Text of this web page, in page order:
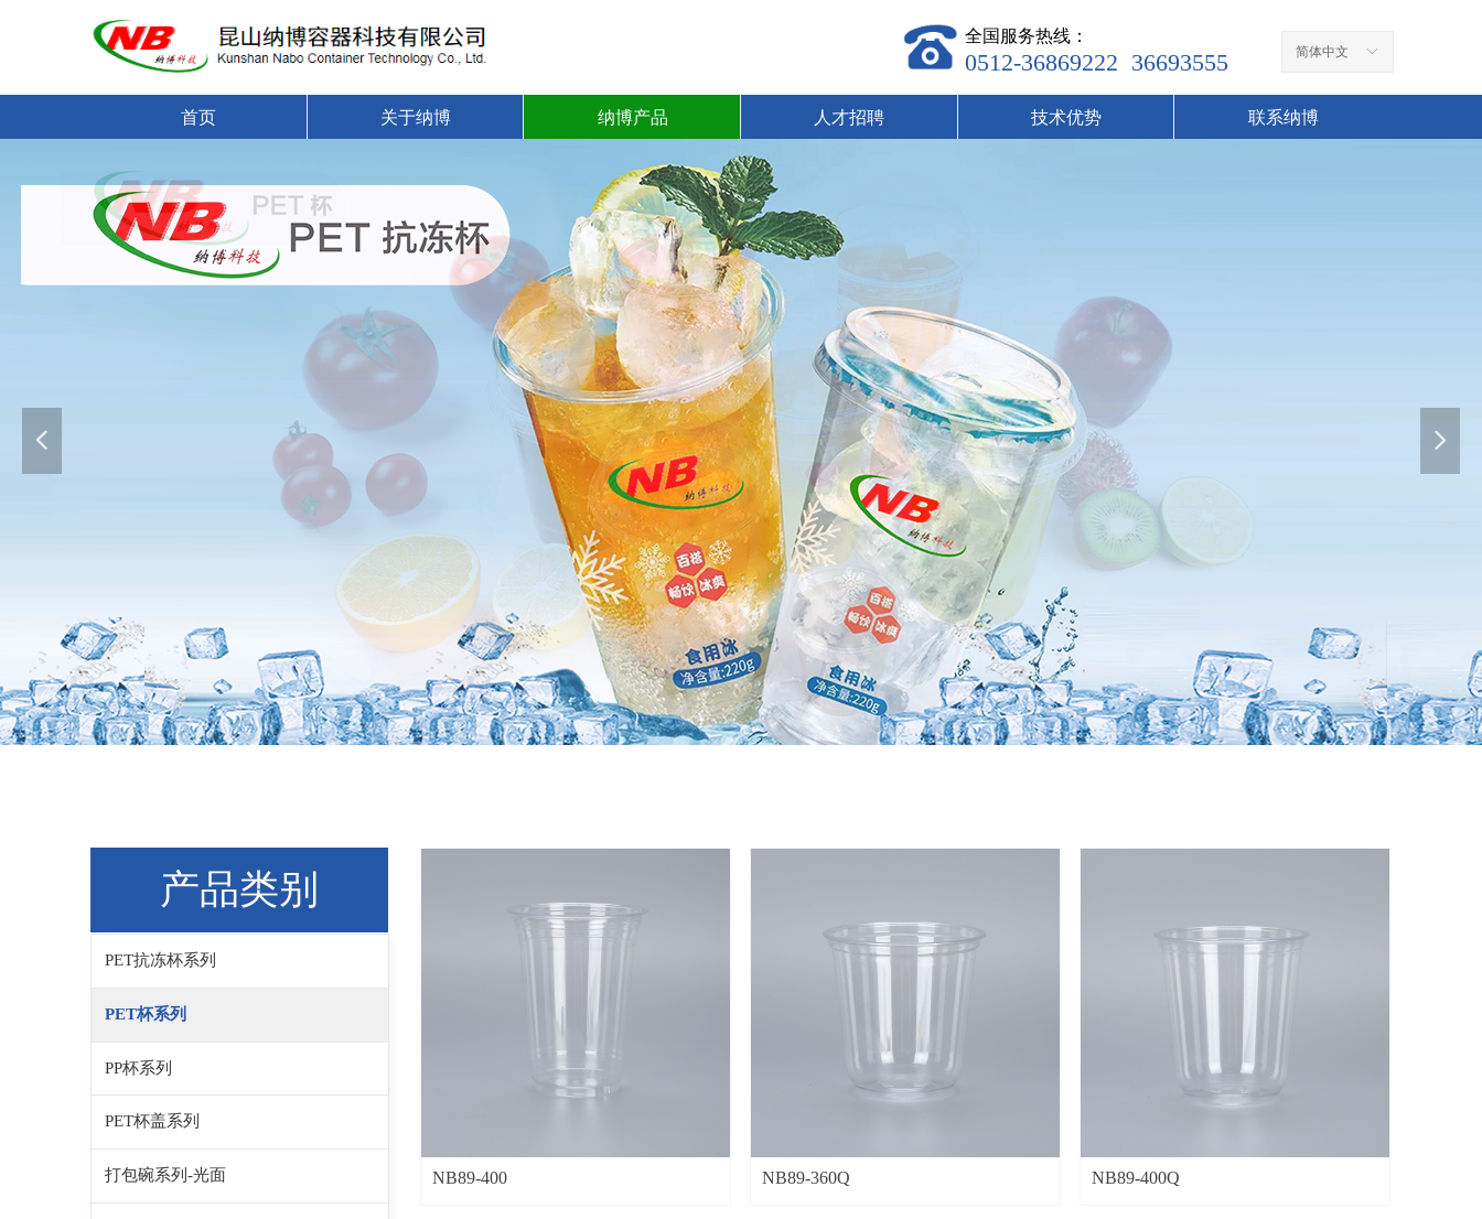
全国服务热线：
0512-36869222 36693555
首页 关于纳博 纳博产品 人才招聘 技术优势 联系纳博
ꀅ
简体中文
产品类别
PET抗冻杯系列
PET杯系列
PP杯系列
PET杯盖系列
打包碗系列-光面 NB89-400 NB89-360Q NB89-400Q
넳 넲